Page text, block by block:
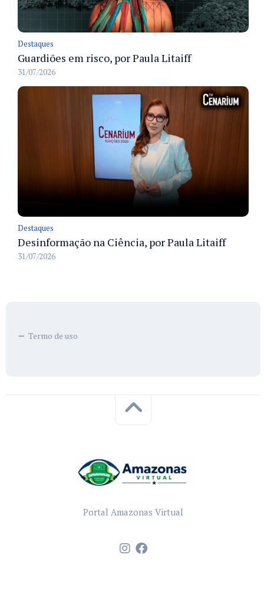
Destaques
Guardiões em risco, por Paula Litaiff
31/07/2026
Destaques
Desinformação na Ciência, por Paula Litaiff
31/07/2026
Termo de uso
Portal Amazonas Virtual